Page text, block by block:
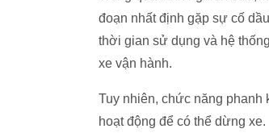
đoạn nhất định gặp sự cố
thời gian sử dụng và hệ
xe vận hành.
Tuy nhiên, chức năng phanh
hoạt động để có thể dừng xe.